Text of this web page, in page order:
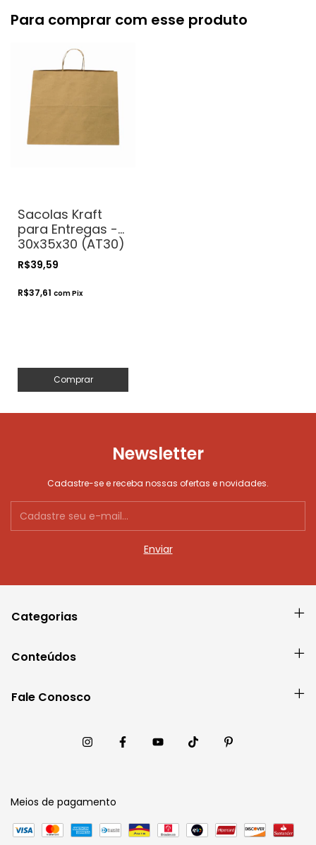
Para comprar com esse produto
Sacolas Kraft
para Entregas -
30x35x30 (AT30)
- Para Delivery.
Transporte de
Bolos
R$39,59
R$37,61 comPix
Comprar
Newsletter
Cadastre-se e receba nossas ofertas e novidades.
Categorias
Conteúdos
Fale Conosco
Meios de pagamento